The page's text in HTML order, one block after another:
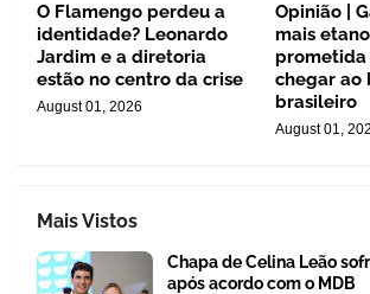
O Flamengo perdeu a
identidade? Leonardo
Jardim e a diretoria
estão no centro da crise
August 01, 2026
Opinião |
mais
prometida
chegar ao
brasileiro
August 01,
Mais Vistos
Chapa de Celina Leão
após acordo com o MDB